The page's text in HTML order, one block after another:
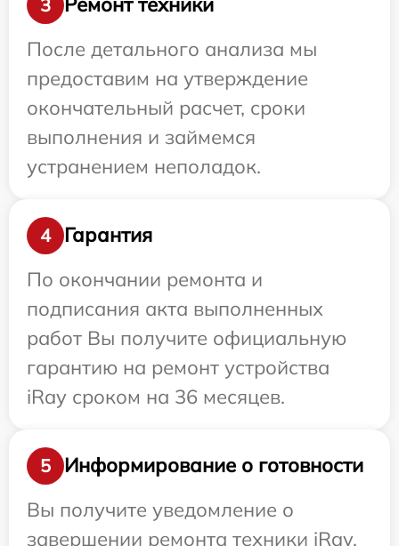
3
После детального анализа мы
предоставим на утверждение
окончательный расчет, сроки
выполнения и займемся
устранением неполадок.
4
Гарантия
По окончании ремонта и
подписания акта выполненных
работ Вы получите официальную
гарантию на ремонт устройства
iRay сроком на 36 месяцев.
5
Информирование о готовности
Вы получите уведомление о
завершении ремонта техники iRay,